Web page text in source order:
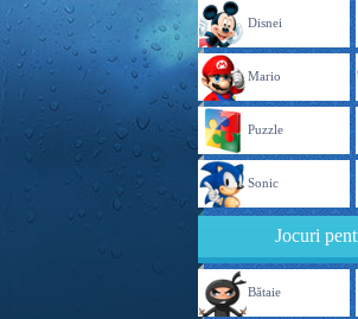
Disnei
Mario
Puzzle
Sonic
Jocuri
Bătaie